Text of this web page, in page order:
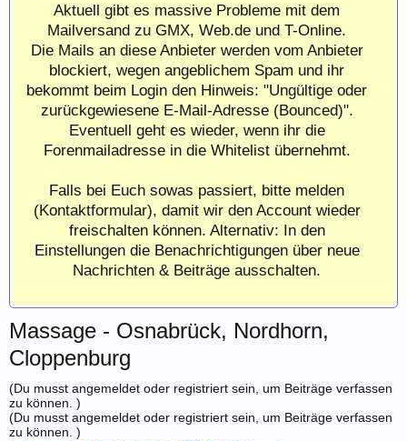
Aktuell gibt es massive Probleme mit dem
Mailversand zu GMX, Web.de und T-Online.
Die Mails an diese Anbieter werden vom Anbieter
blockiert, wegen angeblichem Spam und ihr
bekommt beim Login den Hinweis: "Ungültige oder
zurückgewiesene E-Mail-Adresse (Bounced)".
Eventuell geht es wieder, wenn ihr die
Forenmailadresse in die Whitelist übernehmt.
Falls bei Euch sowas passiert, bitte melden
(Kontaktformular), damit wir den Account wieder
freischalten können. Alternativ: In den
Einstellungen die Benachrichtigungen über neue
Nachrichten & Beiträge ausschalten.
Massage - Osnabrück, Nordhorn,
Cloppenburg
(Du musst angemeldet oder registriert sein, um Beiträge verfassen
zu können. )
(Du musst angemeldet oder registriert sein, um Beiträge verfassen
zu können. )